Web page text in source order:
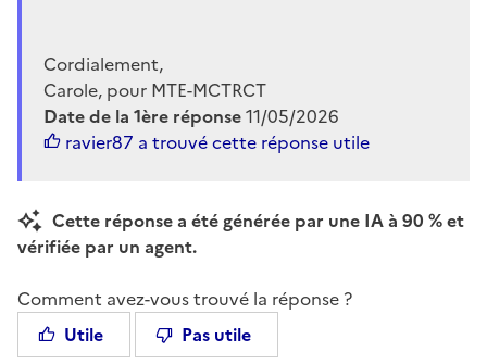
Cordialement,
Carole, pour MTE-MCTRCT
Date de la 1ère réponse11/05/2026
ravier87 a trouvé cette réponse utile
Cette réponse a été générée par une IA à 90 % et
vérifiée par un agent.
Comment avez-vous trouvé la réponse ?
Utile
Pas utile